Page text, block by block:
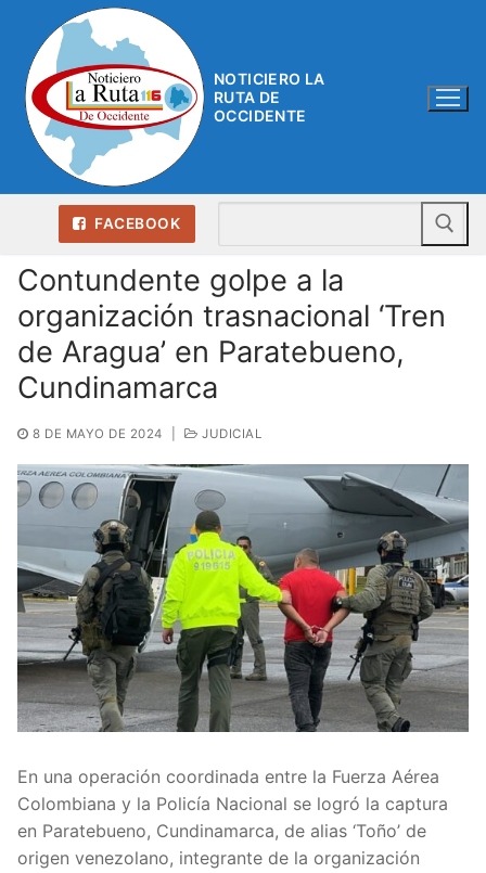
contenido
NOTICIERO LA
RUTA DE
OCCIDENTE
FACEBOOK
Contundente golpe a la
organización trasnacional ‘Tren
de Aragua’ en Paratebueno,
Cundinamarca
8 DE MAYO DE 2024 JUDICIAL
En una operación coordinada entre la Fuerza Aérea
Colombiana y la Policía Nacional se logró la captura
en Paratebueno, Cundinamarca, de alias ‘Toño’ de
origen venezolano, integrante de la organización